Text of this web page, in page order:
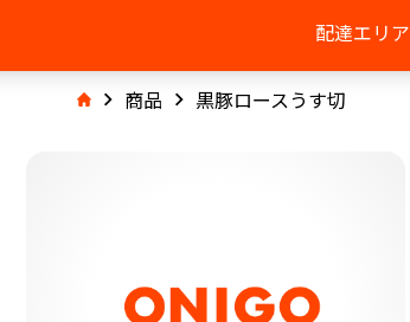
配達エリア
商品 黒豚ロースうす切